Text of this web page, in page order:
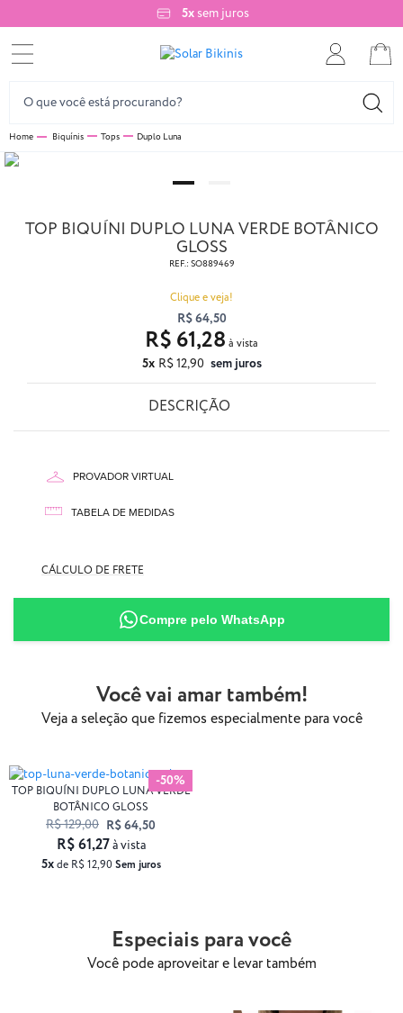
5xsem juros
Biquínis Tops Duplo Luna
TOP BIQUÍNI DUPLO LUNA VERDE BOTÂNICO
GLOSS
REF.: SO889469
Clique e veja!
R$ 64,50
5x R$ 12,90 sem juros
R$ 61,28
DESCRIÇÃO
87% Poliamida
PROVADOR VIRTUAL
TABELA DE MEDIDAS
CÁLCULO DE FRETE
Compre pelo WhatsApp
Você vai amar também!
Veja a seleção que fizemos especialmente para você
-50%
TOP BIQUÍNI DUPLO LUNA VERDE
BOTÂNICO GLOSS
R$ 129,00 R$ 64,50
5xde R$ 12,90 Sem juros
R$ 61,27à vista
Especiais para você
Você pode aproveitar e levar também